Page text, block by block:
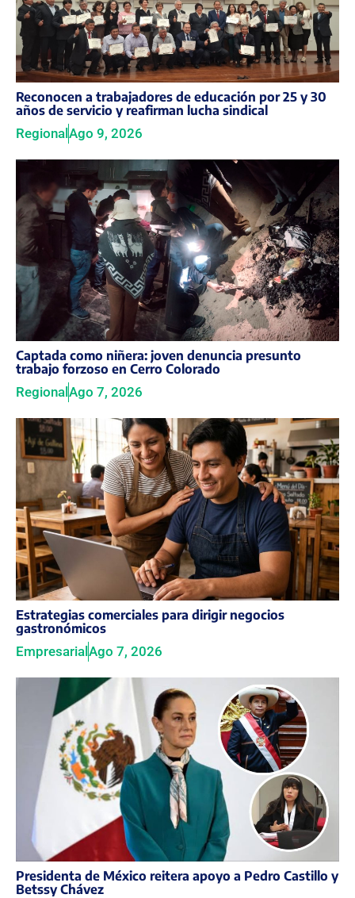
Reconocen a trabajadores de educación por 25 y 30
años de servicio y reafirman lucha sindical
RegionalAgo 9, 2026
Captada como niñera: joven denuncia presunto
trabajo forzoso en Cerro Colorado
Regional Ago 7, 2026
Estrategias comerciales para dirigir negocios
gastronómicos
EmpresarialAgo 7, 2026
Presidenta de México reitera apoyo a Pedro Castillo y
Betssy Chávez